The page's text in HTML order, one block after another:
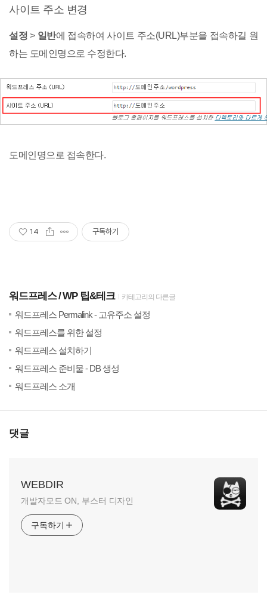
사이트 주소 변경
설정 > 일반에 접속하여 사이트 주소(URL)부분을 접속하길 원
하는 도메인명으로 수정한다.
도메인명으로 접속한다.
14 구독하기
워드프레스 WP 팁&테크 카테고리의 다른글
워드프레스 Permalink - 고유주소 설정
워드프레스를 위한 설정
워드프레스 설치하기
워드프레스 준비물 - DB 생성
워드프레스 소개
댓글
WEBDIR
개발자모드 ON, 부스터 디자인
구독하기